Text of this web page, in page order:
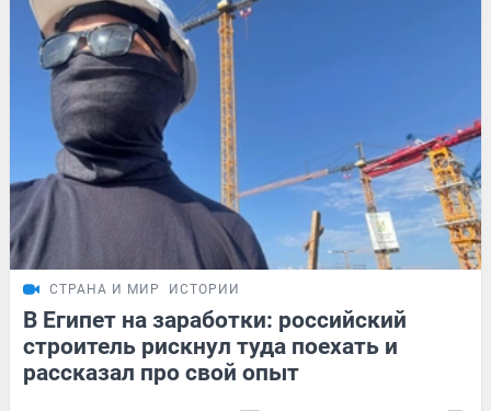
СТРАНА И МИР ИСТОРИИ
В Египет на заработки: российский
строитель рискнул туда поехать и
рассказал про свой опыт